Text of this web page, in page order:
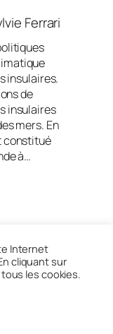
Ferrari
insulaires.
de
insulaires
mers. En
constitué
à…
avecWordPress
Internet
cliquant sur
tous les cookies.